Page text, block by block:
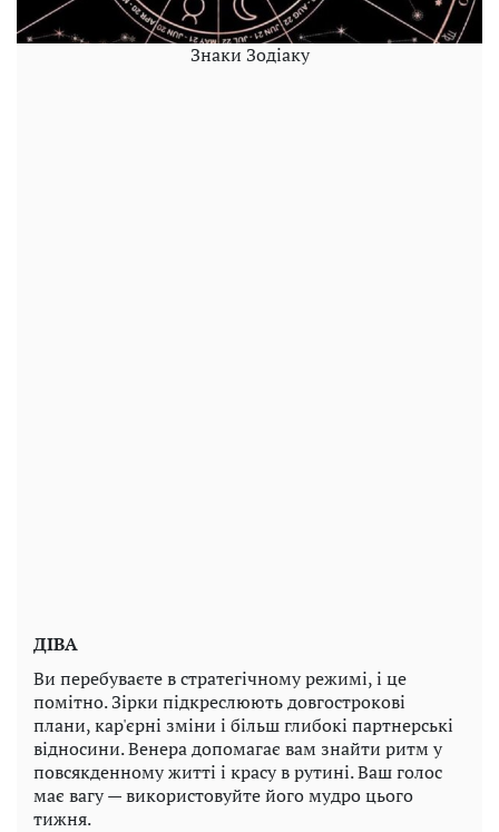
Знаки Зодіаку
ДІВА
Ви перебуваєте в стратегічному режимі, і це
помітно. Зірки підкреслюють довгострокові
плани, кар'єрні зміни і більш глибокі партнерські
відносини. Венера допомагає вам знайти ритм у
повсякденному житті і красу в рутині. Ваш голос
має вагу — використовуйте його мудро цього
тижня.